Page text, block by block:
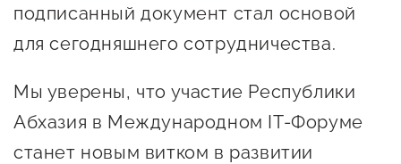
Обучающие
мероприятия
Поддержка центра
Онлайн-витрина
Экскурсии на
Справочник
предпринимателя
Органы власти
подписанный документ стал основой
для сегодняшнего сотрудничества.
Мы уверены, что участие Республики
Абхазия в Международном IT-Форуме
станет новым витком в развитии